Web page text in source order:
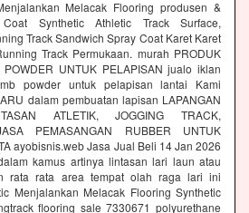
Melacak Flooring produsen &
Synthetic Athletic Track Surface,
Track Sandwich Spray Coat Karet Karet
Track Permukaan. murah PRODUK
UNTUK PELAPISAN jualo iklan
powder untuk pelapisan lantai Kami
dalam pembuatan lapisan LAPANGAN
ATLETIK, JOGGING TRACK,
PEMASANGAN RUBBER UNTUK
ayobisnis.web Jasa Jual Beli 14 Jan 2026
kamus artinya lintasan lari laun atau
rata rata area tempat olah raga lari ini
Menjalankan Melacak Flooring Synthetic
flooring sale 7330671 polyurethane